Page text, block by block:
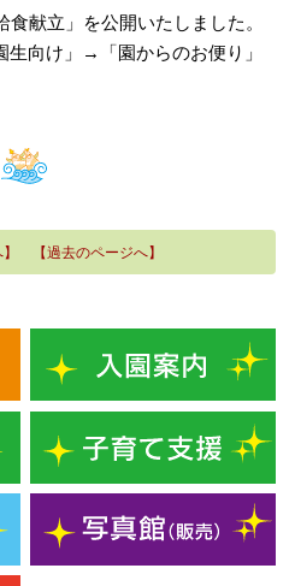
献立」を公開いたしました。
生向け」→「園からのお便り」
【過去のページへ】